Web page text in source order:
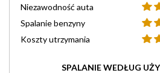
Niezawodność auta
Spalanie benzyny
Koszty utrzymania
SPALANIE WEDŁUG